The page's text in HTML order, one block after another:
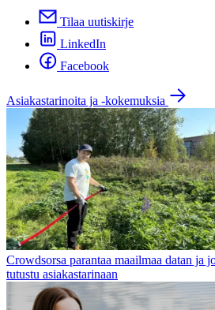
Tilaa uutiskirje
LinkedIn
Facebook
Asiakastarinoita ja -kokemuksia
Crowdsorsa parantaa maailmaa datan ja
tutustu asiakastarinaan